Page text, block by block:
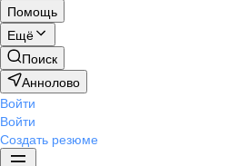
Помощь
Ещё
Поиск
Аннолово
Войти
Войти
Создать резюме